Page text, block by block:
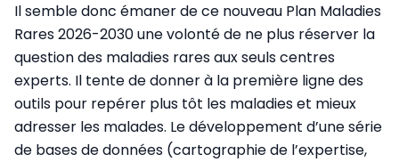
Il semble donc émaner de ce nouveau Plan Maladies
Rares 2026-2030 une volonté de ne plus réserver la
question des maladies rares aux seuls centres
experts. Il tente de donner à la première ligne des
outils pour repérer plus tôt les maladies et mieux
adresser les malades. Le développement d’une série
de bases de données (cartographie de l’expertise,